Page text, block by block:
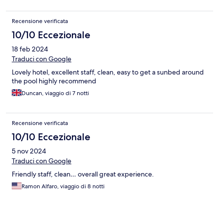
Recensione verificata
10/10 Eccezionale
18 feb 2024
Traduci con Google
Lovely hotel, excellent staff, clean, easy to get a sunbed around
the pool highly recommend
Duncan, viaggio di 7 notti
Recensione verificata
10/10 Eccezionale
5 nov 2024
Traduci con Google
Friendly staff, clean… overall great experience.
Ramon Alfaro, viaggio di 8 notti